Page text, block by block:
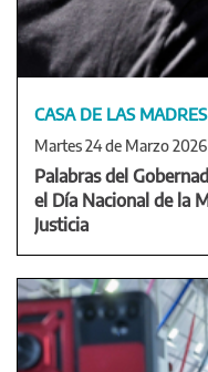
CASA DE LAS
Martes 24 de Marzo 2026
Palabras del
el Día Nacional de la
Justicia